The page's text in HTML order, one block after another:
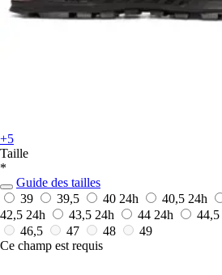
+5
Taille
*
Guide des tailles
39
39,5 40 24h 40,5 24h
42,5 24h 43,5 24h 44 24h 44,5
46,5
47 48
49
Ce champ est requis